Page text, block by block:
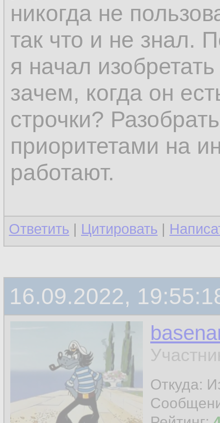
никогда не
так что и не знал.
я начал
зачем, когда он
строчки?
приоритетами на
работают.
Ответить | Цитировать |
16.09.2022,
Откуда: